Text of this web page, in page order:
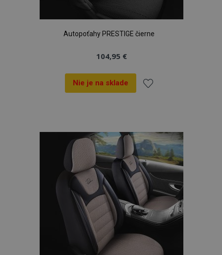
Autopoťahy PRESTIGE čierne
104,95 €
Nie je na sklade
zoznamu
prianí